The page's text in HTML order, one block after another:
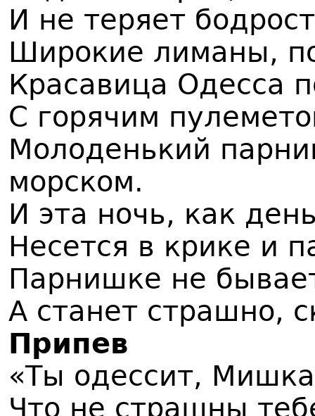
И не теряет
Широкие лиманы,
Красавица Одесса
С горячим
Молоденький
морском.
И эта ночь, как
Несется в крике и
Парнишке не
А станет страшно,
Припев
«Ты одессит,
Что не страшны